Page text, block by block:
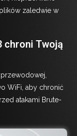
zaledwie w
chroni Twoją
WiFi, aby chronić
atakami Brute-